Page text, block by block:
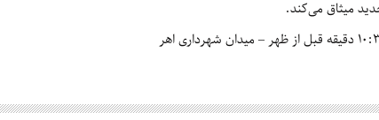
میثاق می‌کند.